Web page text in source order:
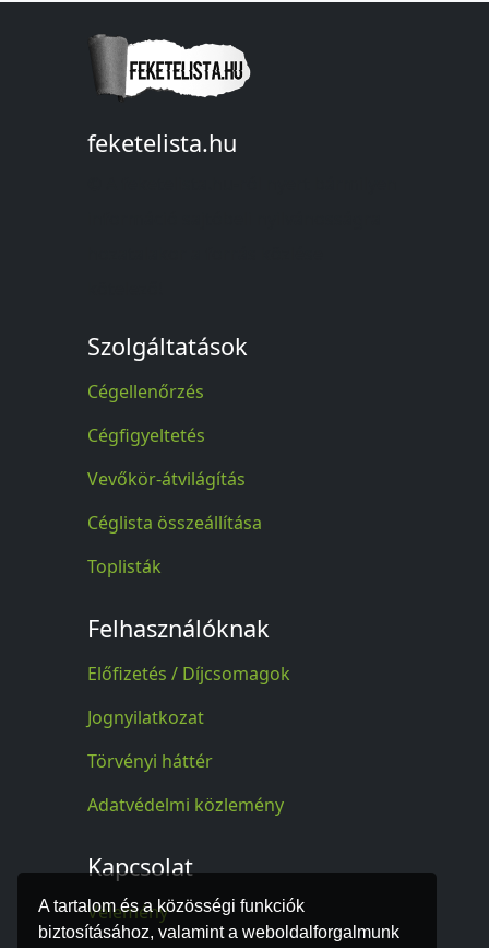
A tartalom és a közösségi funkciók
biztosításához, valamint a weboldalforgalmunk
feketelista.hu
Szolgáltatások
Cégellenőrzés
Cégfigyeltetés
Vevőkör-átvilágítás
Céglista összeállítása
Toplisták
Felhasználóknak
Előfizetés / Díjcsomagok
Jognyilatkozat
Törvényi háttér
Adatvédelmi közlemény
Kapcsolat
Vélemény